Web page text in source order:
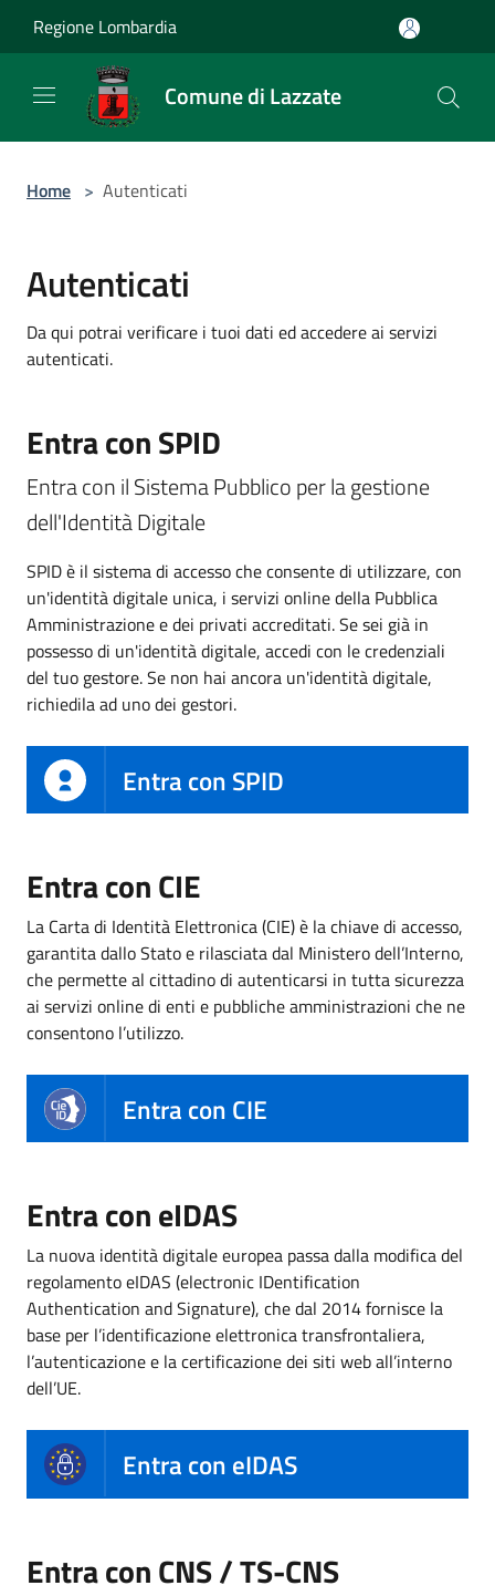
Regione Lombardia
Comune di Lazzate
Home > Autenticati
Autenticati
Da qui potrai verificare i tuoi dati ed accedere ai servizi
autenticati.
Entra con SPID
Entra con il Sistema Pubblico per la gestione
dell'Identità Digitale
SPID è il sistema di accesso che consente di utilizzare, con
un'identità digitale unica, i servizi online della Pubblica
Amministrazione e dei privati accreditati. Se sei già in
possesso di un'identità digitale, accedi con le credenziali
del tuo gestore. Se non hai ancora un'identità digitale,
richiedila ad uno dei gestori.
Entra con SPID
Entra con CIE
La Carta di Identità Elettronica (CIE) è la chiave di accesso,
garantita dallo Stato e rilasciata dal Ministero dell’Interno,
che permette al cittadino di autenticarsi in tutta sicurezza
ai servizi online di enti e pubbliche amministrazioni che ne
consentono l’utilizzo.
Entra con CIE
Entra con eIDAS
La nuova identità digitale europea passa dalla modifica del
regolamento eIDAS (electronic IDentification
Authentication and Signature), che dal 2014 fornisce la
base per l’identificazione elettronica transfrontaliera,
l’autenticazione e la certificazione dei siti web all’interno
dell’UE.
Entra con eIDAS
Entra con CNS / TS-CNS